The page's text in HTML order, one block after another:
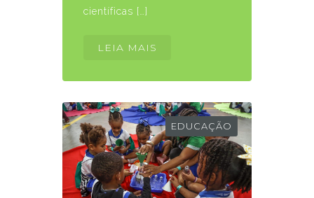
científicas […]
LEIA MAIS
EDUCAÇÃO